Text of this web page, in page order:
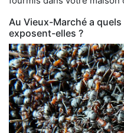
Au Vieux-Marché a
exposent-elles ?